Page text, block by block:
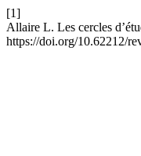
[1]
Allaire L. Les cercles
https://doi.org/10.62212/